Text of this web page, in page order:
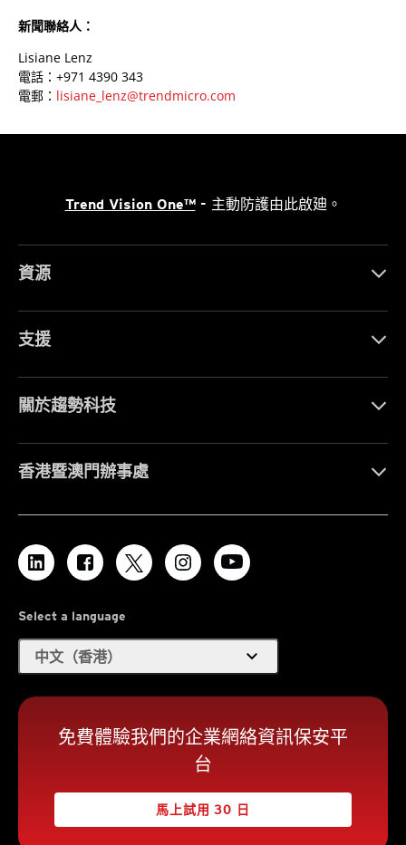
新聞聯絡人：
Lisiane Lenz
電話：+971 4390 343
電郵： lisiane_lenz@trendmicro.com
Trend Vision One™- 主動防護由此啟廸。
資源
支援
關於趨勢科技
香港暨澳門辦事處
Select a language
中文（香港） expand_more
免費體驗我們的企業網絡資訊保安平
台
馬上試用 30 日